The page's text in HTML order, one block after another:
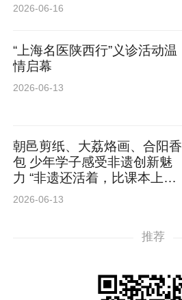
2026-06-16
“上海名医陕西行”义诊活动温
情启幕
2026-06-13
朝邑剪纸、大荔烙画、合阳香
包 少年学子感受非遗创新魅
力 “非遗还活着，比课本上的
更生动”
2026-06-13
推荐